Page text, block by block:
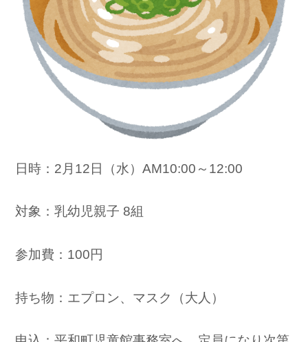
日時：2月12日（水）AM10:00～12:00
対象：乳幼児親子 8組
参加費：100円
持ち物：エプロン、マスク（大人）